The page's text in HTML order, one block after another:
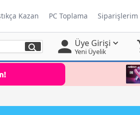
Kazan PC Toplama Siparişlerim
Üye Girişi
Yeni Üyelik